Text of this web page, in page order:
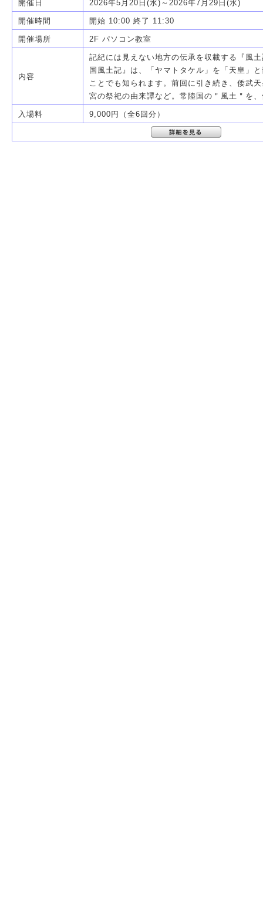
開催日 2026年5月20日(水)～2026年7月29日(水)
開催時間 開始 10:00 終了 11:30
開催場所 2F パソコン教室
内容
記紀には見えない地方の伝承を収載する『風
国風土記』は、「ヤマトタケル」を「天皇」
ことでも知られます。前回に引き続き、倭武
宮の祭祀の由来譚など。常陸国の＂風土＂を
入場料 9,000円（全6回分）